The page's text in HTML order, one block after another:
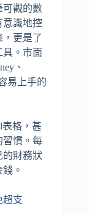
可觀的數
意識地控
更是了
具。市面
、
易上手的
表格，甚
習慣。每
的財務狀
。
超支